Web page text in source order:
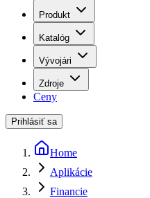
Produkt
Katalóg
Vývojári
Zdroje
Ceny
Prihlásiť sa
Home
Aplikácie
Financie